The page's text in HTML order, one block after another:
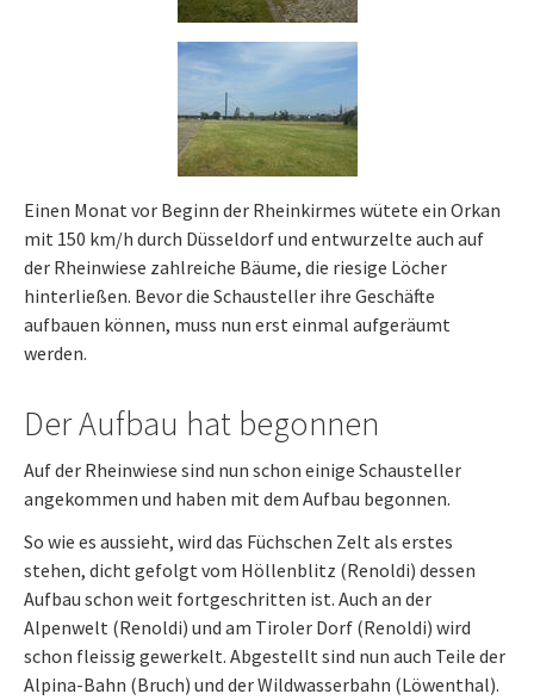
Einen Monat vor Beginn der Rheinkirmes wütete ein Orkan
mit 150 km/h durch Düsseldorf und entwurzelte auch auf
der Rheinwiese zahlreiche Bäume, die riesige Löcher
hinterließen. Bevor die Schausteller ihre Geschäfte
aufbauen können, muss nun erst einmal aufgeräumt
werden.
Der Aufbau hat begonnen
Auf der Rheinwiese sind nun schon einige Schausteller
angekommen und haben mit dem Aufbau begonnen.
So wie es aussieht, wird das Füchschen Zelt als erstes
stehen, dicht gefolgt vom Höllenblitz (Renoldi) dessen
Aufbau schon weit fortgeschritten ist. Auch an der
Alpenwelt (Renoldi) und am Tiroler Dorf (Renoldi) wird
schon fleissig gewerkelt. Abgestellt sind nun auch Teile der
Alpina-Bahn (Bruch) und der Wildwasserbahn (Löwenthal).